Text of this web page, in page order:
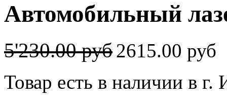
Автомобильный
5'230.00 руб2615.00 руб
Товар есть в наличии в г.